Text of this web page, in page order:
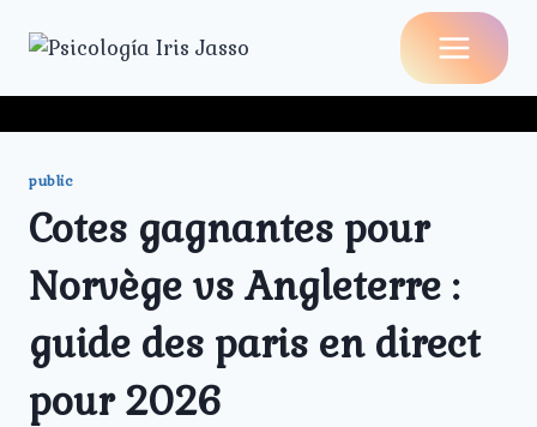
public
Cotes gagnantes pour
Norvège vs Angleterre :
guide des paris en direct
pour 2026